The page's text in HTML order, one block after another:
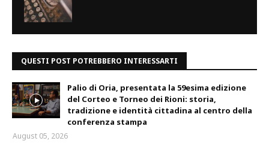
QUESTI POST POTREBBERO INTERESSARTI
Palio di Oria, presentata la 59esima edizione
del Corteo e Torneo dei Rioni: storia,
tradizione e identità cittadina al centro della
conferenza stampa
August 05, 2026